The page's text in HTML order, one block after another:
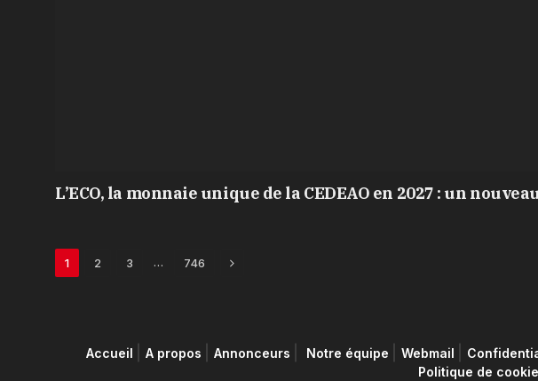
L’ECO, la monnaie unique de la CEDEAO en 2027 : un
1 2 3 … 746 Next
Accueil A propos Annonceurs Notre équipe Webmail
Politique de